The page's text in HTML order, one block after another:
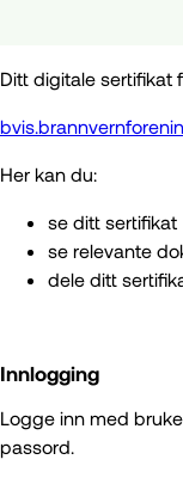
Ditt digitale sertifikat
Her kan du:
se ditt sertifikat
se relevante
dele ditt
Innlogging
Logge inn med
passord.